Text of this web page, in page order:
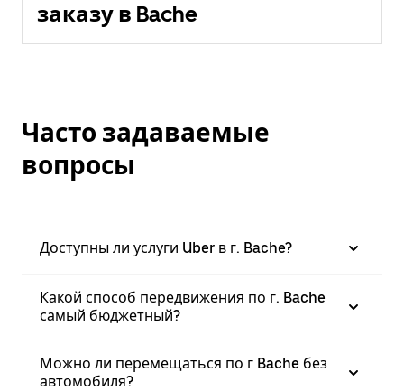
заказу в Bache
Часто задаваемые
вопросы
Доступны ли услуги Uber в г. Bache?
Какой способ передвижения по г. Bache
самый бюджетный?
Можно ли перемещаться по г Bache без
автомобиля?